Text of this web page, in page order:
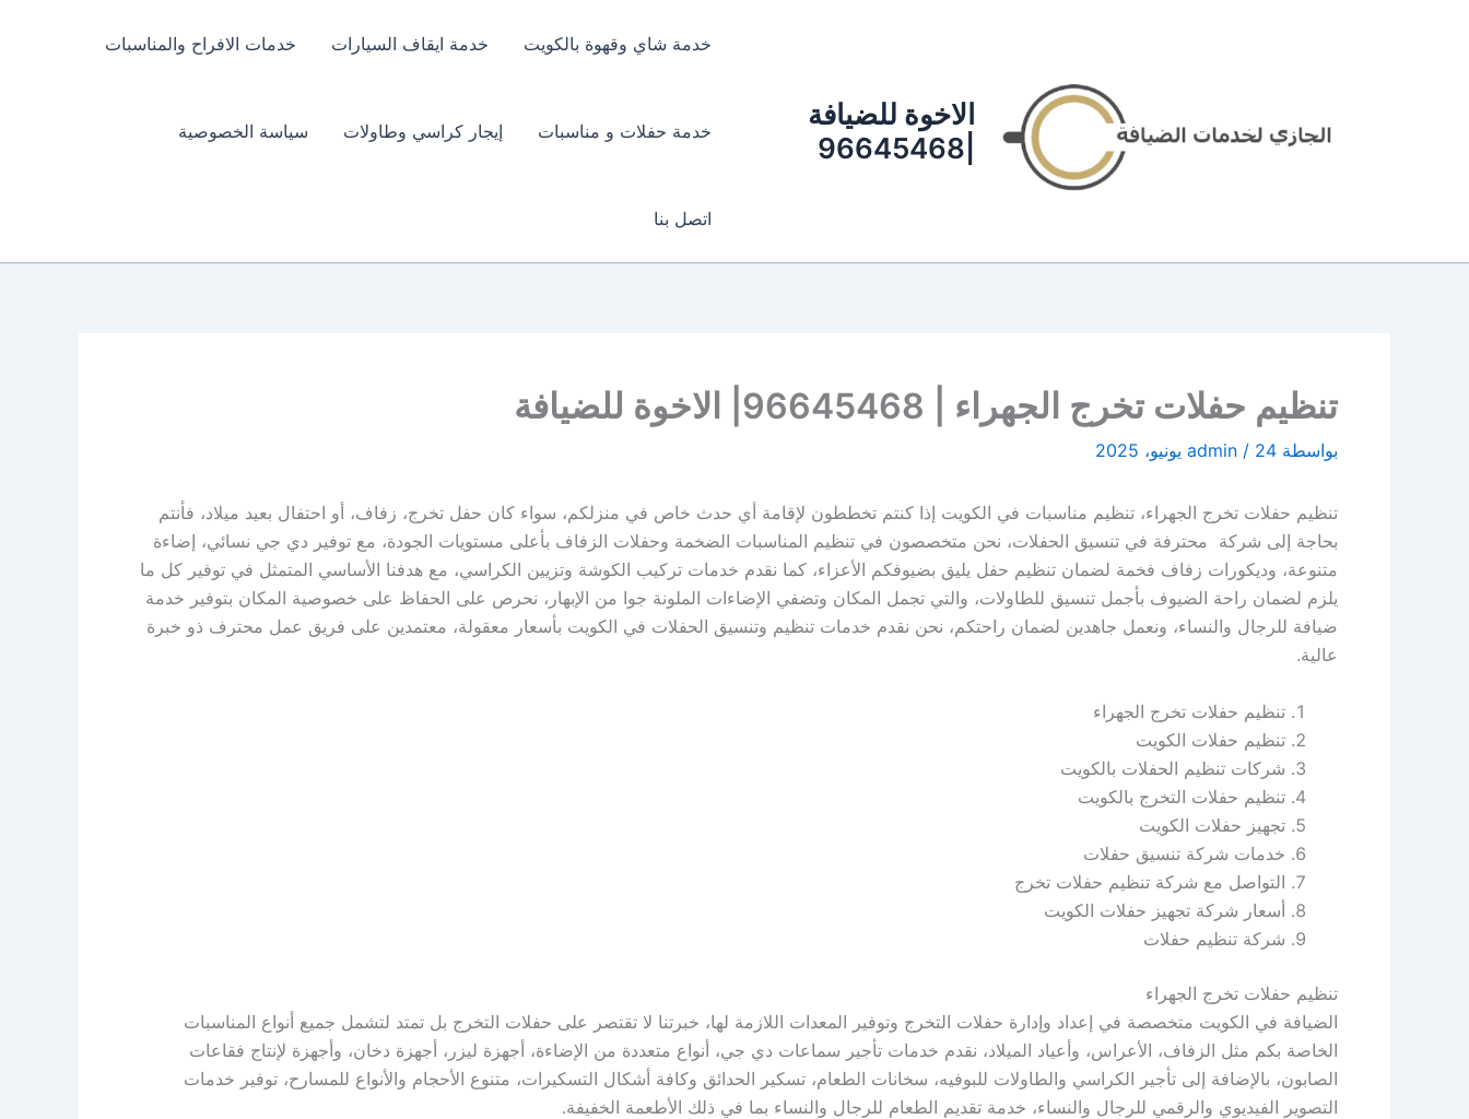
الاخوة للضيافة
خدمة شاي وقهوة بالكويت خدمة ايقاف السيارات خدمات الافراح والمناسبات
خدمة حفلات و مناسبات إيجار كراسي وطاولات سياسة الخصوصية
اتصل بنا
تنظيم حفلات تخرج الجهراء | 96645468| الاخوة للضيافة
بواسطة admin / 24 يونيو، 2025
تنظيم حفلات تخرج الجهراء، تنظيم مناسبات في الكويت إذا كنتم تخططون لإقامة أي حدث خاص في منزلكم، سواء كان حفل تخرج، زفاف، أو احتفال بعيد ميلاد، فأنتم
بحاجة إلى شركة محترفة في تنسيق الحفلات، نحن متخصصون في تنظيم المناسبات الضخمة وحفلات الزفاف بأعلى مستويات الجودة، مع توفير دي جي نسائي، إضاءة
متنوعة، وديكورات زفاف فخمة لضمان تنظيم حفل يليق بضيوفكم الأعزاء، كما نقدم خدمات تركيب الكوشة وتزيين الكراسي، مع هدفنا الأساسي المتمثل في توفير كل ما
يلزم لضمان راحة الضيوف بأجمل تنسيق للطاولات، والتي تجمل المكان وتضفي الإضاءات الملونة جوا من الإبهار، نحرص على الحفاظ على خصوصية المكان بتوفير خدمة
ضيافة للرجال والنساء، ونعمل جاهدين لضمان راحتكم، نحن نقدم خدمات تنظيم وتنسيق الحفلات في الكويت بأسعار معقولة، معتمدين على فريق عمل محترف ذو خبرة
عالية.
تنظيم حفلات تخرج الجهراء
تنظيم حفلات الكويت
شركات تنظيم الحفلات بالكويت
تنظيم حفلات التخرج بالكويت
تجهيز حفلات الكويت
خدمات شركة تنسيق حفلات
التواصل مع شركة تنظيم حفلات تخرج
أسعار شركة تجهيز حفلات الكويت
شركة تنظيم حفلات
تنظيم حفلات تخرج الجهراء
الضيافة في الكويت متخصصة في إعداد وإدارة حفلات التخرج وتوفير المعدات اللازمة لها، خبرتنا لا تقتصر على حفلات التخرج بل تمتد لتشمل جميع أنواع المناسبات
الخاصة بكم مثل الزفاف، الأعراس، وأعياد الميلاد، نقدم خدمات تأجير سماعات دي جي، أنواع متعددة من الإضاءة، أجهزة ليزر، أجهزة دخان، وأجهزة لإنتاج فقاعات
الصابون، بالإضافة إلى تأجير الكراسي والطاولات للبوفيه، سخانات الطعام، تسكير الحدائق وكافة أشكال التسكيرات، متنوع الأحجام والأنواع للمسارح، توفير خدمات
التصوير الفيديوي والرقمي للرجال والنساء، خدمة تقديم الطعام للرجال والنساء بما في ذلك الأطعمة الخفيفة.